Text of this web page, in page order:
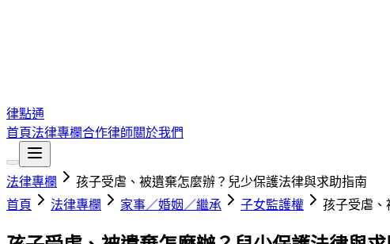
律點通
首頁法律專欄合作律師關於我們
法律專欄
孩子受虐、被遺棄怎麼辦？兒少保護法律與求助指南
首頁
法律專欄 家事／婚姻／繼承 子女監護權 孩子受虐、